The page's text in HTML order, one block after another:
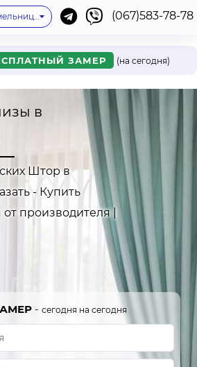
Нет моего города
Ивано-Франковск
Хмельницкий
(067)583-78-78
ЗАМЕР (на сегодня)
в
Штор в
- Купить
производителя |
- сегодня на сегодня